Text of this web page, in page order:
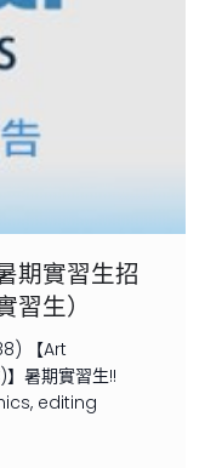
期實習生招
生）
【Art
暑期實習生!!
editing